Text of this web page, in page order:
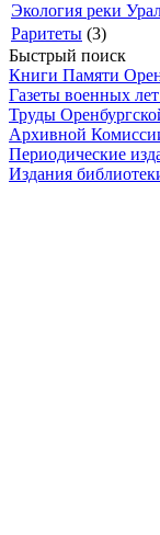
Экология реки
Раритеты (3)
Быстрый поиск
Книги Памяти
Газеты военных
Труды
Архивной
Периодические
Издания